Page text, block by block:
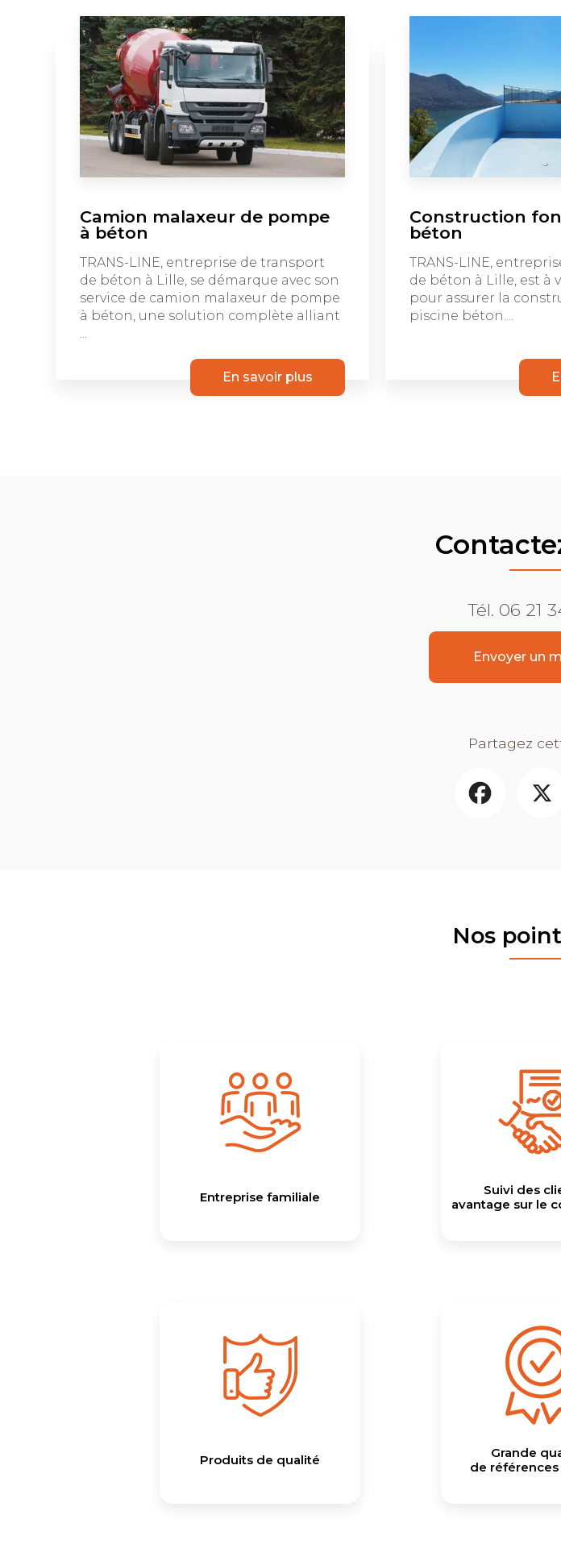
Camion malaxeur de pompe
à béton
TRANS-LINE, entreprise de transport
de béton à Lille, se démarque avec son
service de camion malaxeur de pompe
à béton, une solution complète alliant
En savoir plus
Construction
béton
TRANS-LINE,
de béton à Lille, est à
pour assurer la
piscine béton....
Tél. 06 21
Envoyer un
Partagez
Nos
Entreprise familiale
Suivi des
avantage sur le
Produits de qualité
Grande
de